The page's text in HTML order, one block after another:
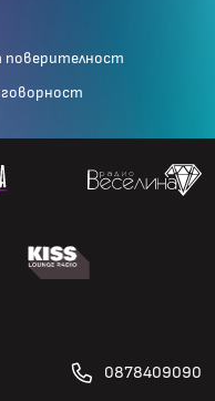
поверителност
0878409090